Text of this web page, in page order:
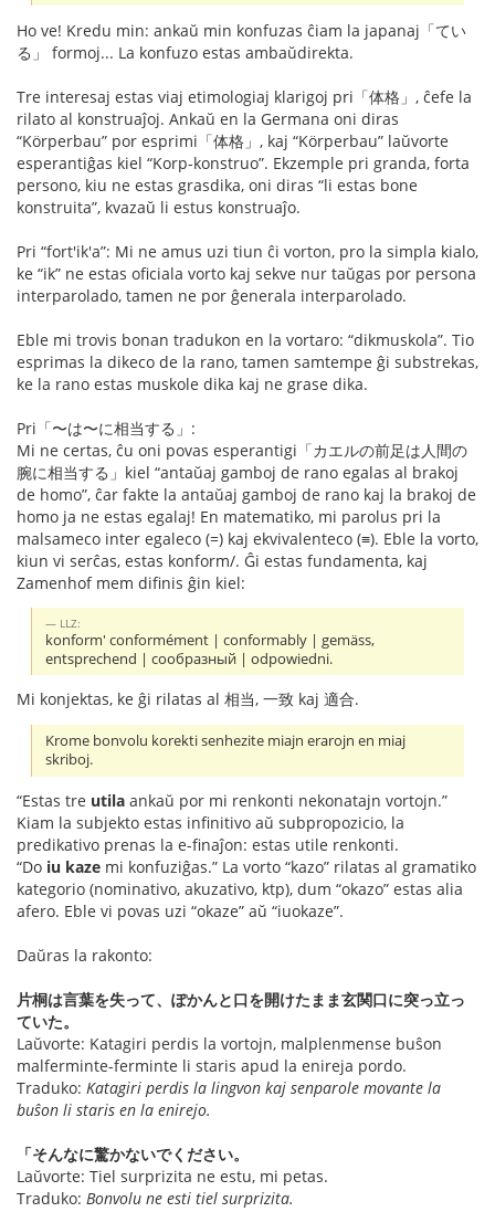
Ho ve! Kredu min: ankaŭ min konfuzas ĉiam la japanaj「てい
る」 formoj... La konfuzo estas ambaŭdirekta.
Tre interesaj estas viaj etimologiaj klarigoj pri「体格」, ĉefe la
rilato al konstruaĵoj. Ankaŭ en la Germana oni diras
“Körperbau” por esprimi「体格」, kaj “Körperbau” laŭvorte
esperantiĝas kiel “Korp-konstruo”. Ekzemple pri granda, forta
persono, kiu ne estas grasdika, oni diras “li estas bone
konstruita”, kvazaŭ li estus konstruaĵo.
Pri “fort'ik'a”: Mi ne amus uzi tiun ĉi vorton, pro la simpla kialo,
ke “ik” ne estas oficiala vorto kaj sekve nur taŭgas por persona
interparolado, tamen ne por ĝenerala interparolado.
Eble mi trovis bonan tradukon en la vortaro: “dikmuskola”. Tio
esprimas la dikeco de la rano, tamen samtempe ĝi substrekas,
ke la rano estas muskole dika kaj ne grase dika.
Pri「〜は〜に相当する」:
Mi ne certas, ĉu oni povas esperantigi「カエルの前足は人間の
腕に相当する」kiel “antaŭaj gamboj de rano egalas al brakoj
de homo”, ĉar fakte la antaŭaj gamboj de rano kaj la brakoj de
homo ja ne estas egalaj! En matematiko, mi parolus pri la
malsameco inter egaleco (=) kaj ekvivalenteco (≡). Eble la vorto,
kiun vi serĉas, estas konform/. Ĝi estas fundamenta, kaj
Zamenhof mem difinis ĝin kiel:
LLZ:
konform' conformément | conformably | gemäss,
entsprechend | сообразный | odpowiedni.
Mi konjektas, ke ĝi rilatas al 相当, 一致 kaj 適合.
Krome bonvolu korekti senhezite miajn erarojn en miaj
skriboj.
“Estas tre utila ankaŭ por mi renkonti nekonatajn vortojn.”
Kiam la subjekto estas infinitivo aŭ subpropozicio, la
predikativo prenas la e-finaĵon: estas utile renkonti.
“Do iu kaze mi konfuziĝas.” La vorto “kazo” rilatas al gramatiko
kategorio (nominativo, akuzativo, ktp), dum “okazo” estas alia
afero. Eble vi povas uzi “okaze” aŭ “iuokaze”.
Daŭras la rakonto:
片桐は言葉を失って、ぽかんと口を開けたまま玄関口に突っ立っ
ていた。
Laŭvorte: Katagiri perdis la vortojn, malplenmense buŝon
malferminte-ferminte li staris apud la enireja pordo.
Traduko: Katagiri perdis la lingvon kaj senparole movante la
buŝon li staris en la enirejo.
「そんなに驚かないでください。
Laŭvorte: Tiel surprizita ne estu, mi petas.
Traduko: Bonvolu ne esti tiel surprizita.